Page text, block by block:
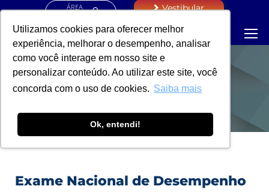
Utilizamos cookies para oferecer melhor
experiência, melhorar o desempenho, analisar
como você interage em nosso site e
personalizar conteúdo. Ao utilizar este site, você
concorda com o uso de cookies. Saiba mais
Ok, entendi!
ÁREA
Vestibular
ENADE 2026
Exame Nacional de Desempenho